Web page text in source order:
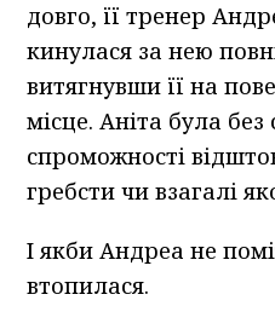
довго, її тренер
кинулася за нею
витягнувши її на
місце. Аніта була
спроможності
гребсти чи взагалі
І якби Андреа не
втопилася.